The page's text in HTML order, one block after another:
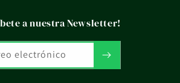
a nuestra Newsletter!
electrónico